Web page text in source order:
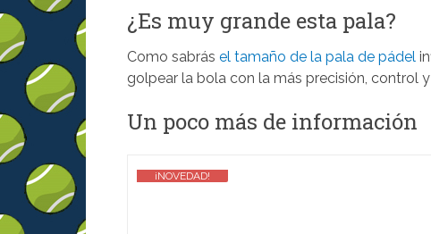
¿Es muy grande esta pala?
Como sabrás el tamaño de la pala de pádel
golpear la bola con la más precisión, control
Un poco más de información
¡NOVEDAD!